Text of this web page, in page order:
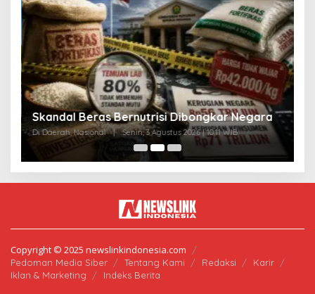
Skandal Beras Bernutrisi Dibongkar Negara
Di Daerah, Nasional | Senin, 3 Agustus 2026 | 10:11 WIB
Copyright © 2025 newslinkindonesia.com
Pedoman Media Siber Tentang Kami Redaksi
Karir
Iklan & Marketing
Indeks Berita